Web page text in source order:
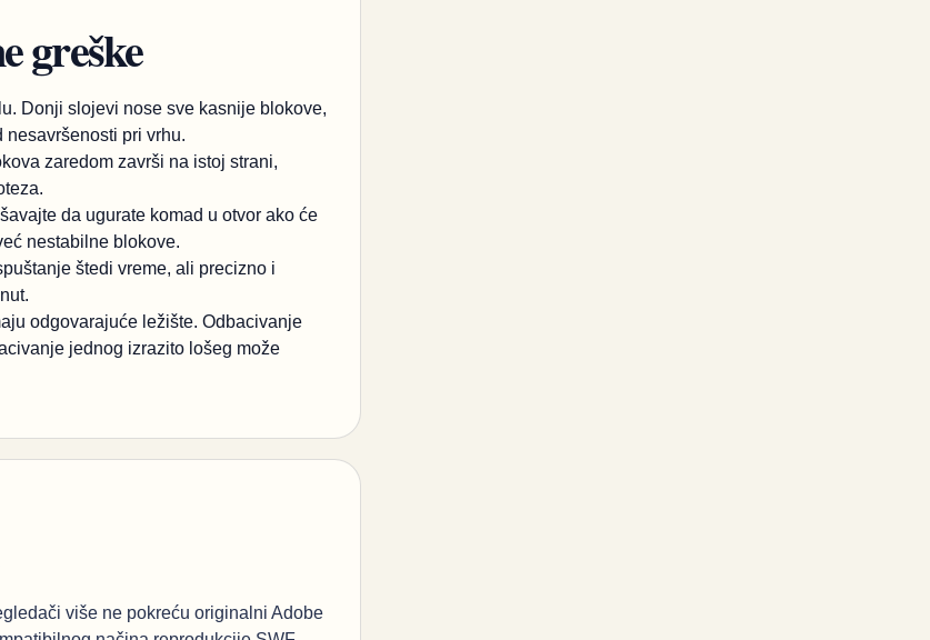
greške
Donji slojevi nose sve kasnije blokove,
pri vrhu.
zaredom završi na istoj strani,
da ugurate komad u otvor ako će
nestabilne blokove.
štedi vreme, ali precizno i
odgovarajuće ležište. Odbacivanje
jednog izrazito lošeg može
više ne pokreću originalni Adobe